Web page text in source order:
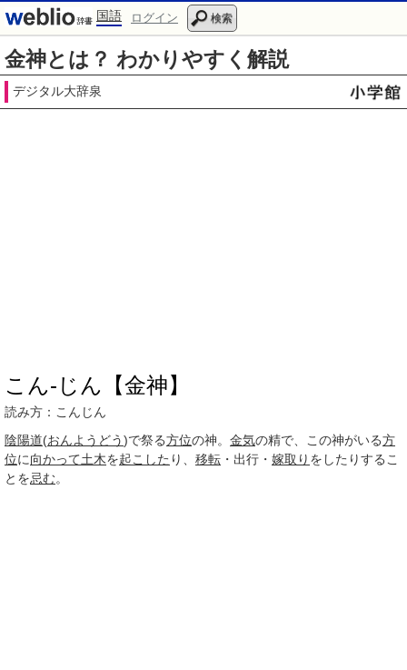
国語 ログイン 検索
金神とは？ わかりやすく解説
デジタル大辞泉
こん‐じん【金神】
読み方：こんじん
陰陽道(おんようどう)で祭る方位の神。 金気の精で、この神がいる方
位に向かって土木を起こした り、 移転 ・出行・ 嫁取り をしたりするこ
とを忌む。